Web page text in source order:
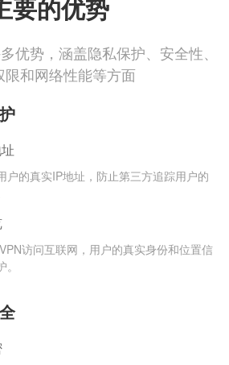
要的优势
优势，涵盖隐私保护、安全性、
限和网络性能等方面
户的真实IP地址，防止第三方追踪用户的
访问互联网，用户的真实身份和位置信